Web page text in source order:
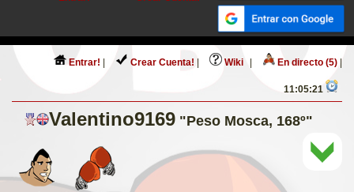
Entrar! Crear Cuenta! Wiki En directo (5)
11:05:21
Valentino9169 "Peso Mosca, 168º"